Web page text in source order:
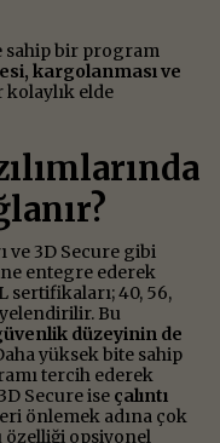
sahip bir program
kargolanması ve
elde
ve 3D Secure gibi
entegre ederek
sertifikaları; 40, 56,
Bu
düzeyinin de
yüksek bite sahip
tercih ederek
Secure ise çalıntı
önlemek adına çok
özelliği opsiyonel